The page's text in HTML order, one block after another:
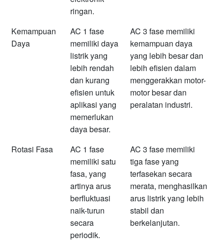
ringan.
Kemampuan
Daya
AC 1 fase
memiliki daya
listrik yang
lebih rendah
dan kurang
efisien untuk
aplikasi yang
memerlukan
daya besar.
AC 3 fase memiliki
kemampuan daya
yang lebih besar dan
lebih efisien dalam
menggerakkan motor-
motor besar dan
peralatan industri.
Rotasi Fasa
AC 1 fase
memiliki satu
fasa, yang
artinya arus
berfluktuasi
naik-turun
secara
periodik.
AC 3 fase memiliki
tiga fase yang
terfasekan secara
merata, menghasilkan
arus listrik yang lebih
stabil dan
berkelanjutan.